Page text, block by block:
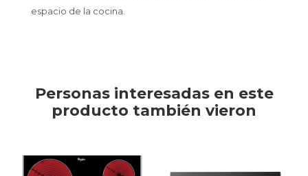
espacio de la cocina.
Personas interesadas en este
producto también vieron